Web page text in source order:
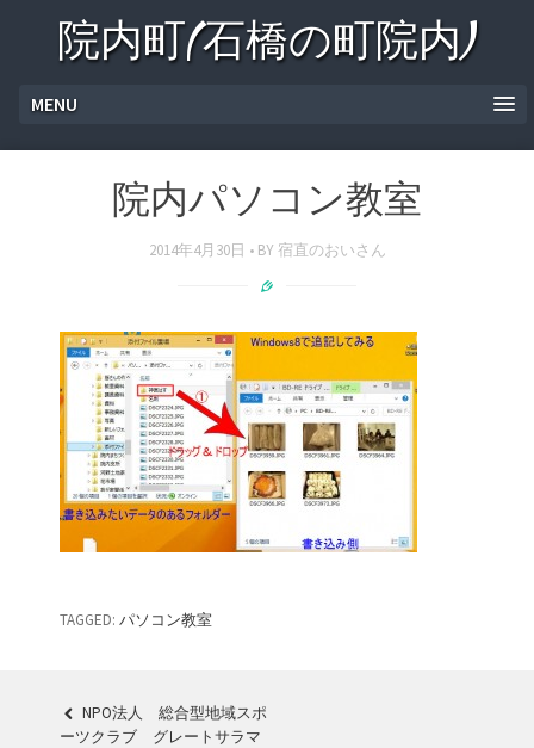
院内町(石橋の町院内)
MENU
院内パソコン教室
2014年4月30日 BY 宿直のおいさん
TAGGED: パソコン教室
POST
NPO法人 総合型地域スポ
ーツクラブ グレートサラマ